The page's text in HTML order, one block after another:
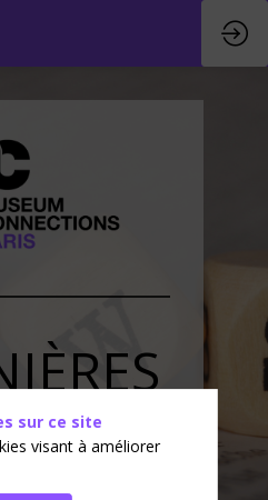
sur ce site
visant à améliorer